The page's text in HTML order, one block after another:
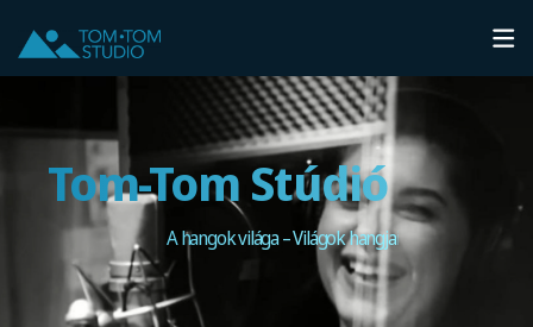
Tom-Tom Stúdió
A hangok világa – Világok hangjai